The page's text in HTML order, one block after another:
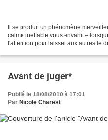
Il se produit un phénomène
calme ineffable vous envahit –
l'attention pour laisser aux autres le
Avant de juger*
Publié le 18/08/2010 à 17:01
Par Nicole Charest